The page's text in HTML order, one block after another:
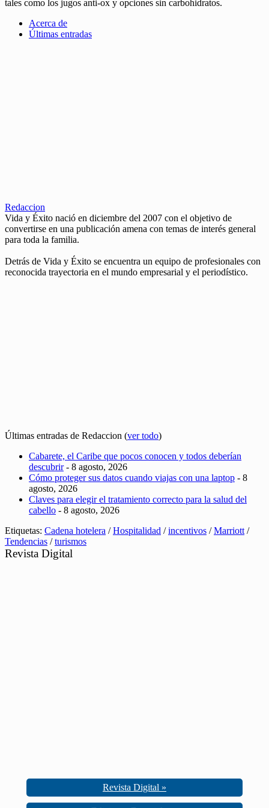
tales como los jugos anti-ox y opciones sin carbohidratos.
Acerca de
Últimas entradas
Redaccion
Vida y Éxito nació en diciembre del 2007 con el objetivo de
convertirse en una publicación amena con temas de interés general
para toda la familia.
Detrás de Vida y Éxito se encuentra un equipo de profesionales con
reconocida trayectoria en el mundo empresarial y el periodístico.
Últimas entradas de Redaccion (ver todo)
Cabarete, el Caribe que pocos conocen y todos deberían
descubrir- 8 agosto, 2026
Cómo proteger sus datos cuando viajas con una laptop - 8
agosto, 2026
Claves para elegir el tratamiento correcto para la salud del
cabello - 8 agosto, 2026
Etiquetas: Cadena hotelera /Hospitalidad /incentivos /Marriott /
Tendencias /turismos
Revista Digital
Revista Digital »